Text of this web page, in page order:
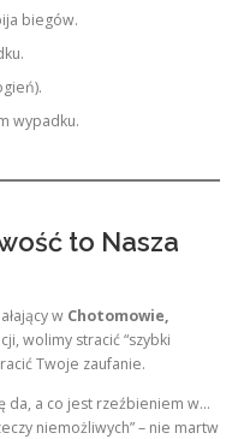
biegów.
wypadku.
to Nasza
w Chotomowie,
wolimy stracić “szybki
Twoje zaufanie.
da, a co jest rzeźbieniem w…
niemożliwych” – nie martw